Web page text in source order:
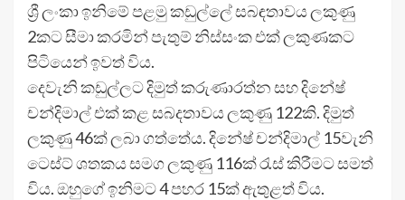
ශ්‍රී ලංකා ඉනිමේ පළමු කඩුල්ලේ සබඳතාවය ලකුණු
2කට සීමා කරමින් පැතුම් නිස්සංක එක් ලකුණකට
පිටියෙන් ඉවත් විය.
දෙවැනි කඩුල්ලට දිමුත් කරුණාරත්න සහ දිනේෂ්
චන්දිමාල් එක් කළ සබදතාවය ලකුණු 122කි. දිමුත්
ලකුණු 46ක් ලබා ගත්තේය. දිනේෂ් චන්දිමාල් 15වැනි
ටෙස්ට් ශතකය සමග ලකුණු 116ක් රැස් කිරීමට සමත්
විය. ඔහුගේ ඉනිමට 4 පහර 15ක් ඇතුළත් විය.